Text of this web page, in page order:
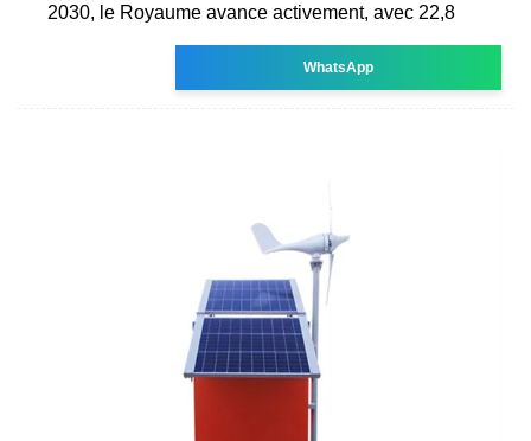
2030, le Royaume avance activement, avec 22,8
WhatsApp